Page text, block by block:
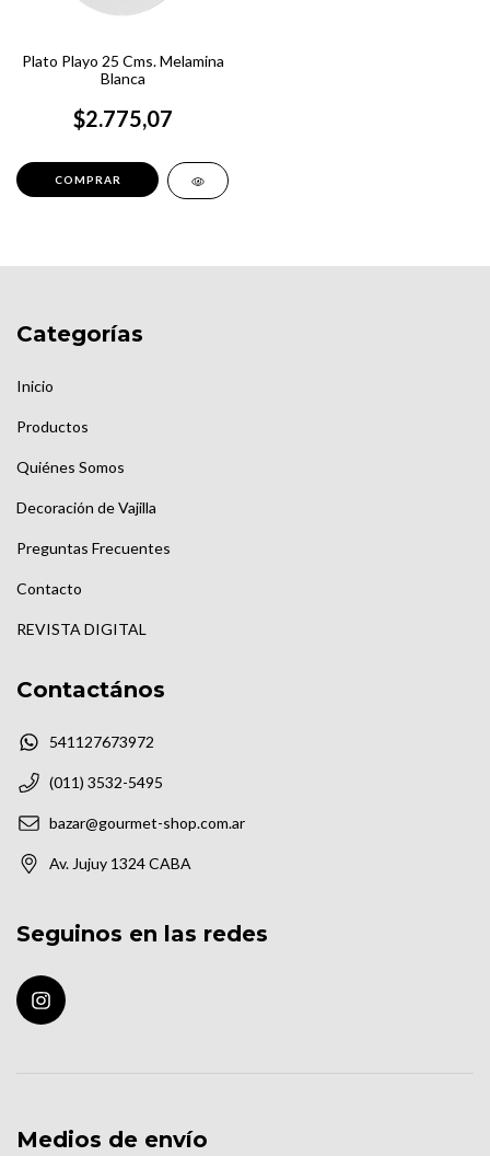
Plato Playo 25 Cms. Melamina
Blanca
$2.775,07
Categorías
Inicio
Productos
Quiénes Somos
Decoración de Vajilla
Preguntas Frecuentes
Contacto
REVISTA DIGITAL
Contactános
541127673972
(011) 3532-5495
bazar@gourmet-shop.com.ar
Av. Jujuy 1324 CABA
Seguinos en las redes
Medios de envío